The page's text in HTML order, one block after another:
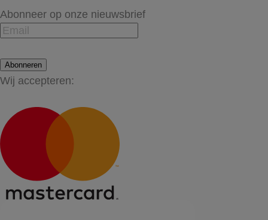
Abonneer op onze nieuwsbrief
Abonneren
Wij accepteren: